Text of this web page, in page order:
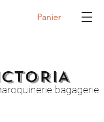
Panier
bagagerie